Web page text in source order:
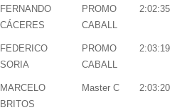
FERNANDO
CÁCERES
PROMO
CABALL
2:02:35
FEDERICO
SORIA
PROMO
CABALL
2:03:19
MARCELO
BRITOS
Master C 2:03:20